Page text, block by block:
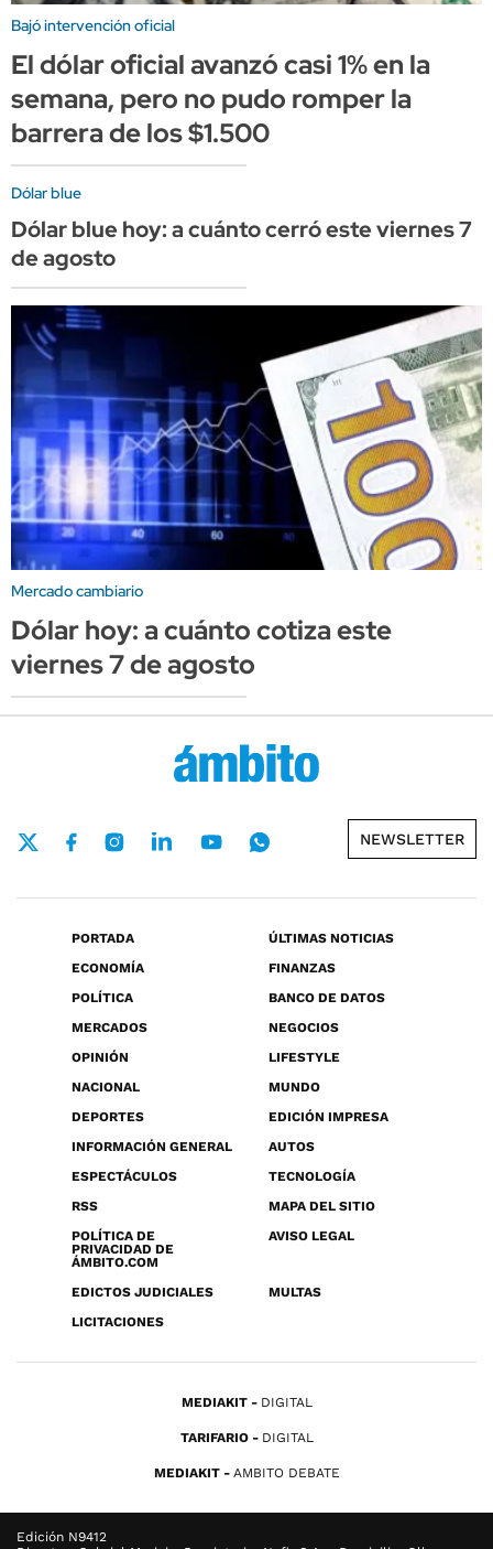
Bajó intervención oficial
El dólar oficial avanzó casi 1% en la
semana, pero no pudo romper la
barrera de los $1.500
Dólar blue
Dólar blue hoy: a cuánto cerró este viernes 7
de agosto
Mercado cambiario
Dólar hoy: a cuánto cotiza este
viernes 7 de agosto
NEWSLETTER
PORTADA
ÚLTIMAS NOTICIAS
ECONOMÍA
FINANZAS
POLÍTICA
BANCO DE DATOS
MERCADOS
NEGOCIOS
OPINIÓN
LIFESTYLE
NACIONAL
MUNDO
DEPORTES
EDICIÓN IMPRESA
INFORMACIÓN GENERAL
AUTOS
ESPECTÁCULOS
TECNOLOGÍA
RSS
MAPA DEL SITIO
POLÍTICA DE
PRIVACIDAD DE
ÁMBITO.COM
AVISO LEGAL
EDICTOS JUDICIALES
MULTAS
LICITACIONES
MEDIAKIT DIGITAL
TARIFARIO DIGITAL
MEDIAKIT AMBITO DEBATE
Edición N9412